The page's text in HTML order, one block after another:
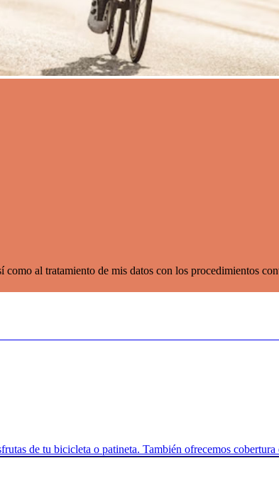
al tratamiento de mis datos con los procedimientos
de tu bicicleta o patineta. También ofrecemos